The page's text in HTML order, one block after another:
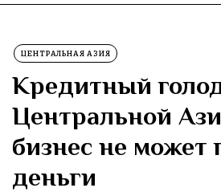
ЦЕНТРАЛЬНАЯ АЗИЯ
Кредитный
Центральной
бизнес не может
деньги